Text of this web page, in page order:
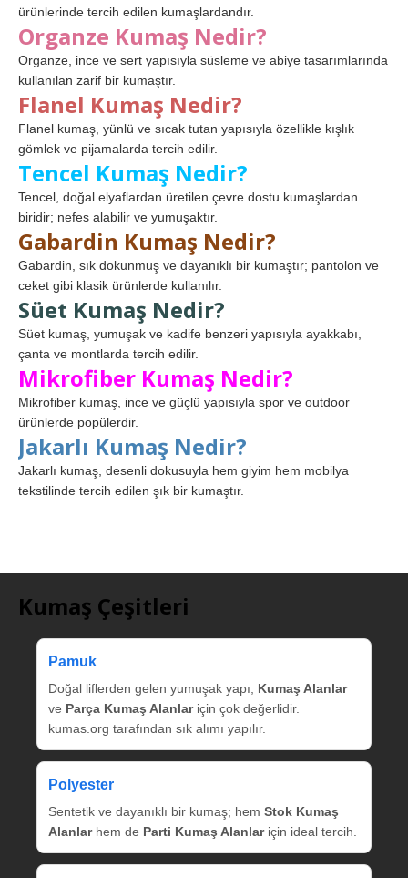
ürünlerinde tercih edilen kumaşlardandır.
Organze Kumaş Nedir?
Organze, ince ve sert yapısıyla süsleme ve abiye tasarımlarında
kullanılan zarif bir kumaştır.
Flanel Kumaş Nedir?
Flanel kumaş, yünlü ve sıcak tutan yapısıyla özellikle kışlık
gömlek ve pijamalarda tercih edilir.
Tencel Kumaş Nedir?
Tencel, doğal elyaflardan üretilen çevre dostu kumaşlardan
biridir; nefes alabilir ve yumuşaktır.
Gabardin Kumaş Nedir?
Gabardin, sık dokunmuş ve dayanıklı bir kumaştır; pantolon ve
ceket gibi klasik ürünlerde kullanılır.
Süet Kumaş Nedir?
Süet kumaş, yumuşak ve kadife benzeri yapısıyla ayakkabı,
çanta ve montlarda tercih edilir.
Mikrofiber Kumaş Nedir?
Mikrofiber kumaş, ince ve güçlü yapısıyla spor ve outdoor
ürünlerde popülerdir.
Jakarlı Kumaş Nedir?
Jakarlı kumaş, desenli dokusuyla hem giyim hem mobilya
tekstilinde tercih edilen şık bir kumaştır.
Kumaş Çeşitleri
Pamuk
Doğal liflerden gelen yumuşak yapı, Kumaş Alanlar
ve Parça Kumaş Alanlariçin çok değerlidir.
kumas.org tarafından sık alımı yapılır.
Polyester
Sentetik ve dayanıklı bir kumaş; hem Stok Kumaş
Alanlarhem de Parti Kumaş Alanlariçin ideal tercih.